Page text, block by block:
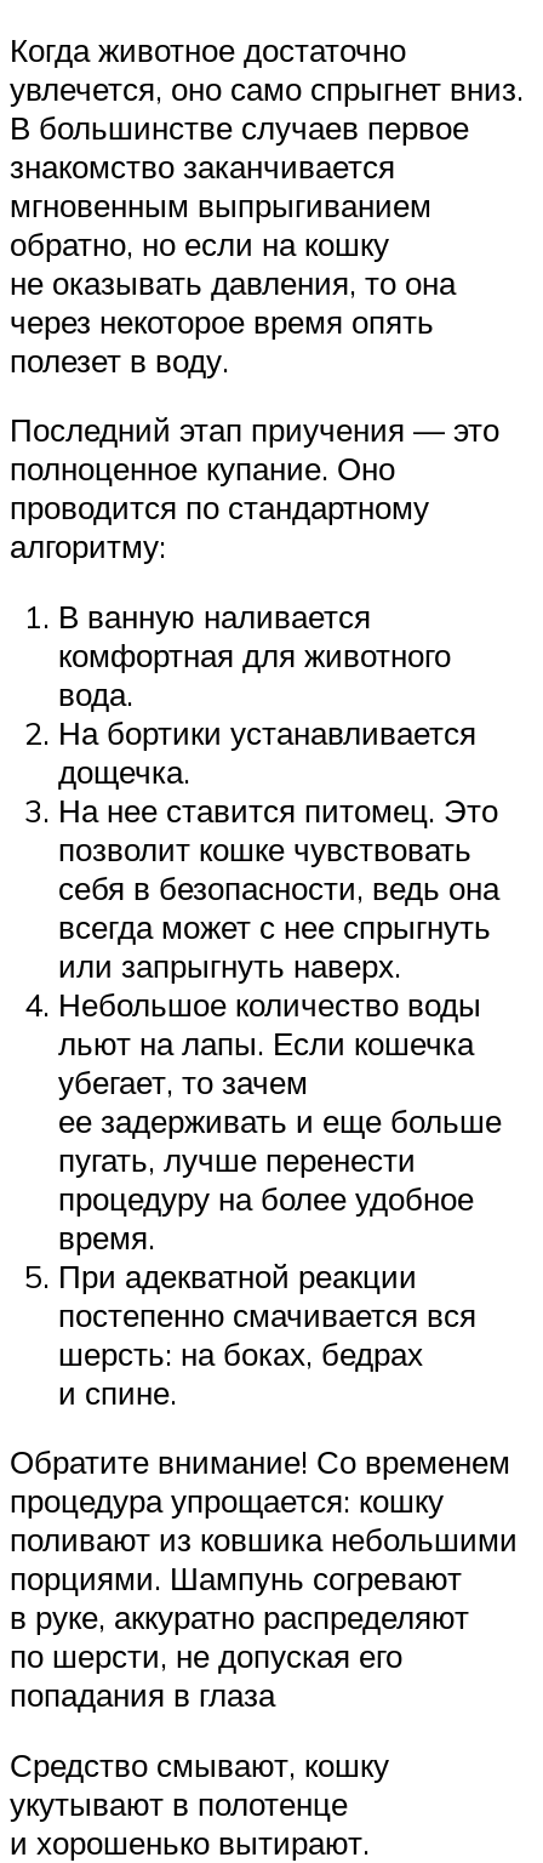
Когда животное достаточно
увлечется, оно само спрыгнет вниз.
В большинстве случаев первое
знакомство заканчивается
мгновенным выпрыгиванием
обратно, но если на кошку
не оказывать давления, то она
через некоторое время опять
полезет в воду.
Последний этап приучения — это
полноценное купание. Оно
проводится по стандартному
алгоритму:
В ванную наливается
комфортная для животного
вода.
На бортики устанавливается
дощечка.
На нее ставится питомец. Это
позволит кошке чувствовать
себя в безопасности, ведь она
всегда может с нее спрыгнуть
или запрыгнуть наверх.
Небольшое количество воды
льют на лапы. Если кошечка
убегает, то зачем
ее задерживать и еще больше
пугать, лучше перенести
процедуру на более удобное
время.
При адекватной реакции
постепенно смачивается вся
шерсть: на боках, бедрах
и спине.
Обратите внимание! Со временем
процедура упрощается: кошку
поливают из ковшика небольшими
порциями. Шампунь согревают
в руке, аккуратно распределяют
по шерсти, не допуская его
попадания в глаза
Средство смывают, кошку
укутывают в полотенце
и хорошенько вытирают.